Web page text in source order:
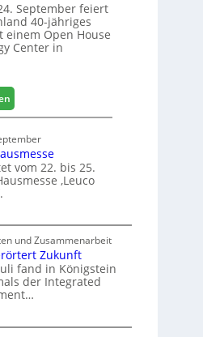
+
H
o
2
0
8
September feiert
40-jähriges
einem Open House
Center in
:
4
J
a
h
C
M
D
e
u
s
vom 22. bis 25.
‚Leuco
und Zusammenarbeit
Zukunft
fand in Königstein
der Integrated